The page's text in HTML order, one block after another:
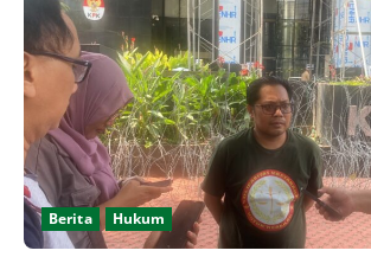
Berita Hukum